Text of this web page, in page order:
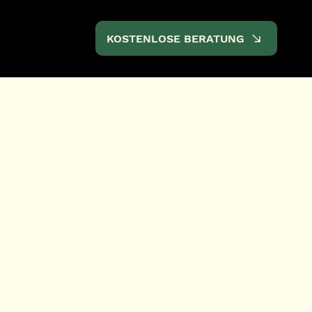
KOSTENLOSE BERATUNG